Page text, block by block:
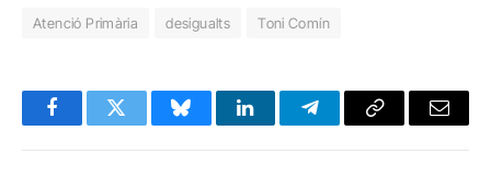
Atenció Primària desigualts Toni Comín
FacebookTwitter BlueskyLinkedInTelegramCopy
Email